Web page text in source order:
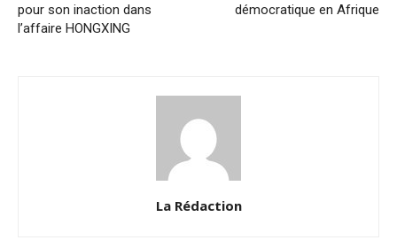
pour son inaction dans
l’affaire HONGXING
démocratique en Afrique
La Rédaction